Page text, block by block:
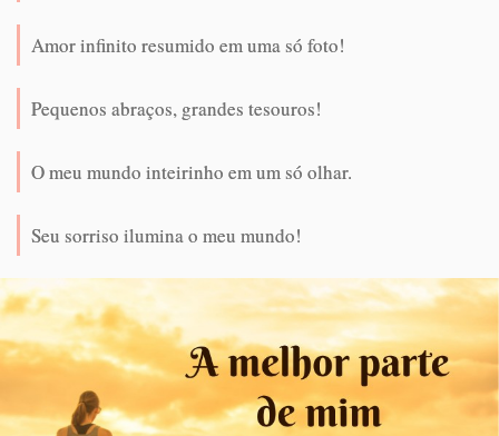
Amor infinito resumido em uma só foto!
Pequenos abraços, grandes tesouros!
O meu mundo inteirinho em um só olhar.
Seu sorriso ilumina o meu mundo!